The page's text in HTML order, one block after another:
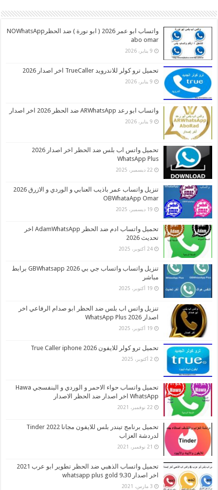
واتساب ابو عمر 2026 ( ابو نورة ) ضد الحظرNOWhatsApp
abo omar
9 يناير، 2026
تحميل ترو كولر للاندرويد TrueCaller اخر اصدار 2026
9 يناير، 2026
واتساب ابو رعد ARWhatsApp ضد الحظر 2026 اخر اصدار
9 يناير، 2026
تحميل واتس اب بلس ضد الحظر اخر اصدار 2026
WhatsApp Plus
22 ديسمبر، 2025
تنزيل واتساب عمر باذيب العنابي و الوردي و الازرق 2026
OBWhataApp Omar
19 ديسمبر، 2025
تحميل واتساب ادم ضد الحظر AdamWhatsApp اخر
تحديث 2026
24 أكتوبر، 2025
تنزيل واتساب واتساب جي بي 2026 GBWhatsapp برابط
مباشر
19 أكتوبر، 2025
تنزيل واتس اب بلس ضد الحظر ابو صدام الرفاعي اخر
اصدار 2026 WhatsApp Plus
19 أكتوبر، 2025
تحميل ترو كولر للايفون 2026 True Caller iphone
2 أكتوبر، 2025
تحميل واتساب حواء الاحمر و الوردي و البنفسجي Hawa
WhatsApp اخر اصدار ضد الحظر الاصدار
22 نوفمبر، 2021
تحميل برنامج تيندر بلس للايفون مجانا 2022 Tinder
لدردشة العزاب
21 نوفمبر، 2021
تحميل واتساب الذهبي ضد الحظر تطوير ابو عرب 2021
اخر اصدار whatsapp plus gold 9.30
3 مارس، 2021